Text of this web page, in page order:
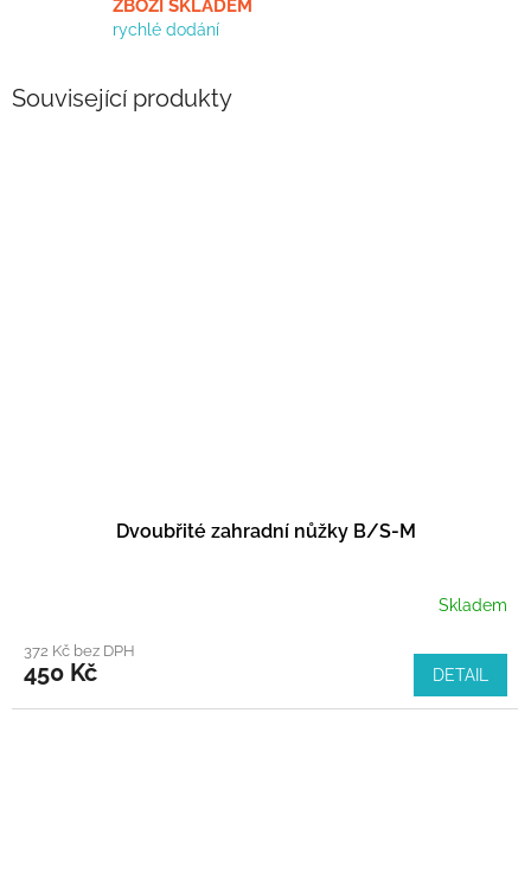
ZBOŽÍ SKLADEM
rychlé dodání
Související produkty
Dvoubřité zahradní nůžky B/S-M
Skladem
372 Kč bez DPH
450 Kč DETAIL